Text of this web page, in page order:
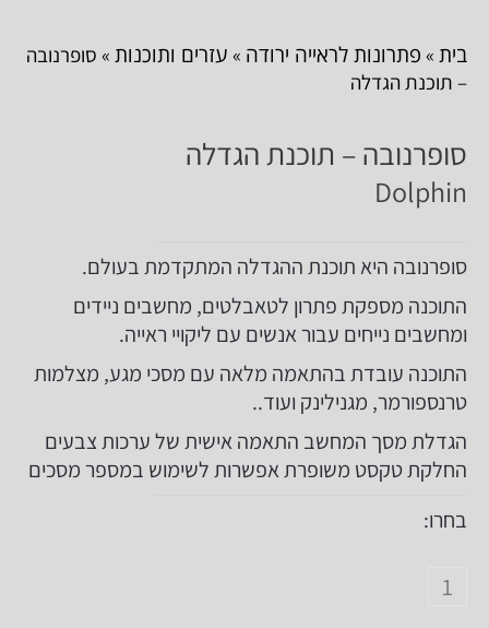
בית » פתרונות לראייה ירודה » עזרים ותוכנות » סופרנובה
– תוכנת הגדלה
סופרנובה – תוכנת הגדלה
Dolphin
סופרנובה היא תוכנת ההגדלה המתקדמת בעולם.
התוכנה מספקת פתרון לטאבלטים, מחשבים ניידים
ומחשבים נייחים עבור אנשים עם ליקויי ראייה.
התוכנה עובדת בהתאמה מלאה עם מסכי מגע, מצלמות
טרנספורמר, מגנילינק ועוד..
הגדלת מסך המחשב התאמה אישית של ערכות צבעים
החלקת טקסט משופרת אפשרות לשימוש במספר מסכים
בחרו: